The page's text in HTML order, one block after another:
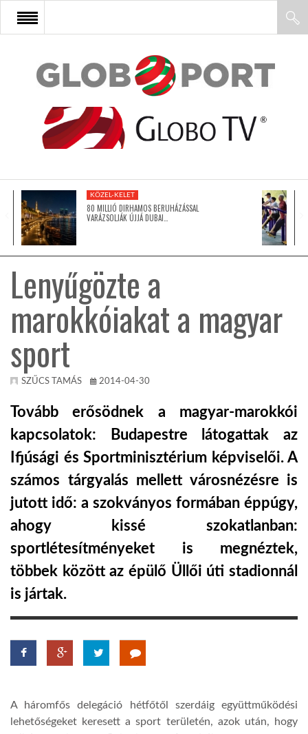
FŐOLDAL
AFRIKA
ÁZSIA
LATIN-AMERIKA
AUSZTRÁLIA
A VILÁG ITTHON
GLOBOTV BP
HÍR3D
TROPICALMAGAZIN
KÖZEL-KELET
80 MILLIÓ DIRHAMOS BERUHÁZÁSSAL
VARÁZSOLJÁK ÚJJÁ DUBAI…
Lenyűgözte a
marokkóiakat a magyar
sport
SZŰCS TAMÁS 2014-04-30
Tovább erősödnek a magyar-marokkói
kapcsolatok: Budapestre látogattak az
Ifjúsági és Sportminisztérium képviselői. A
számos tárgyalás mellett városnézésre is
jutott idő: a szokványos formában éppúgy,
ahogy kissé szokatlanban:
sportlétesítményeket is megnéztek,
többek között az épülő Üllői úti stadionnál
is jártak.
A háromfős delegáció hétfőtől szerdáig együttműködési
lehetőségeket keresett a sport területén, azok után, hogy